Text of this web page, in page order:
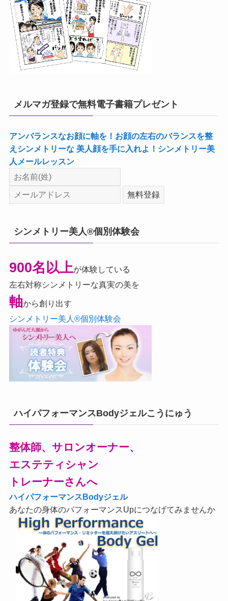
メルマガ登録で無料電子書籍プレゼント
アンバランスなお顔に軸を！お顔の左右のバランスを整
えシンメトリーな 美人顔を手に入れよ！シンメトリー美
人メールレッスン
シンメトリー美人®個別体験会
900名以上が体験している
左右対称シンメトリーな真実の美を
軸から創り出す
シンメトリー美人®個別体験会
ハイパフォーマンスBodyジェルこうにゅう
整体師、サロンオーナー、
エステティシャン
トレーナーさんへ
ハイパフォーマンスBodyジェル
あなたの身体のパフォーマンスUpにつなげてみませんか